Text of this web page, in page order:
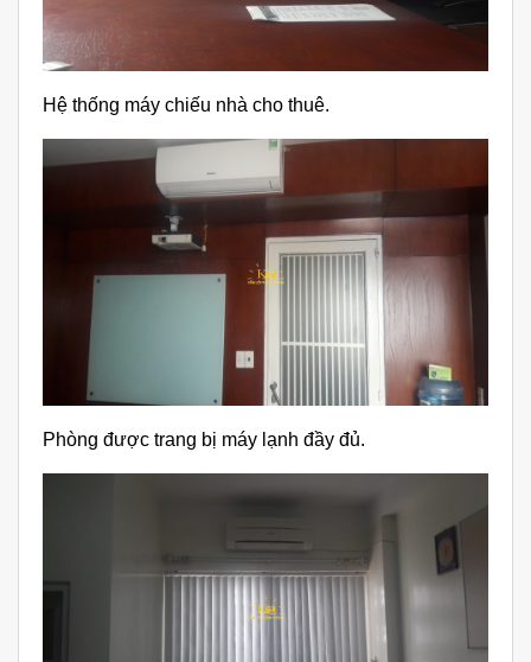
Hệ thống máy chiếu nhà cho thuê.
Phòng được trang bị máy lạnh đầy đủ.